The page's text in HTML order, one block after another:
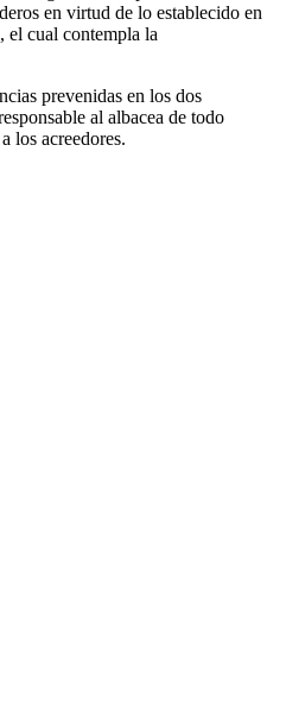
en virtud de lo establecido en
cual contempla la
prevenidas en los dos
al albacea de todo
los acreedores.